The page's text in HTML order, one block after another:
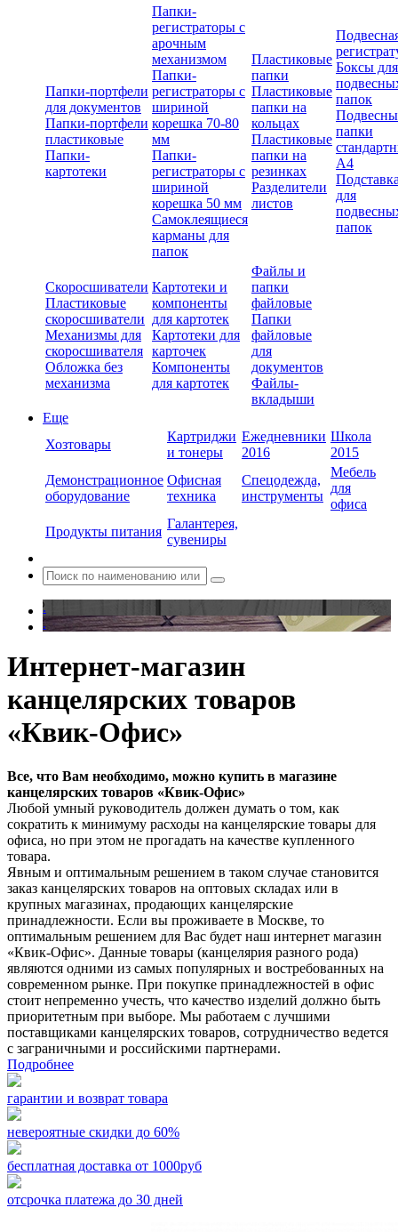
Папки-портфели
для документов
Папки-портфели
пластиковые
Папки-
картотеки
Папки-
регистраторы с
арочным
механизмом
Папки-
регистраторы с
шириной
корешка 70-80
мм
Папки-
регистраторы с
шириной
корешка 50 мм
Самоклеящиеся
карманы для
папок
Пластиковые
папки
Пластиковые
папки на
кольцах
Пластиковые
папки на
резинках
Разделители
листов
Боксы для
папок
папки
А4
для
папок
Скоросшиватели
Пластиковые
скоросшиватели
Механизмы для
скоросшивателя
Обложка без
механизма
Картотеки и
компоненты
для картотек
Картотеки для
карточек
Компоненты
для картотек
Файлы и
папки
файловые
Папки
файловые
для
документов
Файлы-
вкладыши
Еще
Хозтовары
Картриджи
и тонеры
Ежедневники
2016
Школа
2015
Демонстрационное
оборудование
Офисная
техника
Спецодежда,
инструменты
Мебель
для
офиса
Продукты питания
Галантерея,
сувениры
.
.
Интернет-магазин
канцелярских товаров
«Квик-Офис»
Все, что Вам необходимо, можно купить в магазине
канцелярских товаров «Квик-Офис»
Любой умный руководитель должен думать о том, как
сократить к минимуму расходы на канцелярские товары для
офиса, но при этом не прогадать на качестве купленного
товара.
Явным и оптимальным решением в таком случае становится
заказ канцелярских товаров на оптовых складах или в
крупных магазинах, продающих канцелярские
принадлежности. Если вы проживаете в Москве, то
оптимальным решением для Вас будет наш интернет магазин
«Квик-Офис». Данные товары (канцелярия разного рода)
являются одними из самых популярных и востребованных на
современном рынке. При покупке принадлежностей в офис
стоит непременно учесть, что качество изделий должно быть
приоритетным при выборе. Мы работаем с лучшими
поставщиками канцелярских товаров, сотрудничество ведется
с заграничными и российскими партнерами.
Подробнее
гарантии и возврат товара
невероятные скидки до 60%
бесплатная доставка от 1000руб
отсрочка платежа до 30 дней